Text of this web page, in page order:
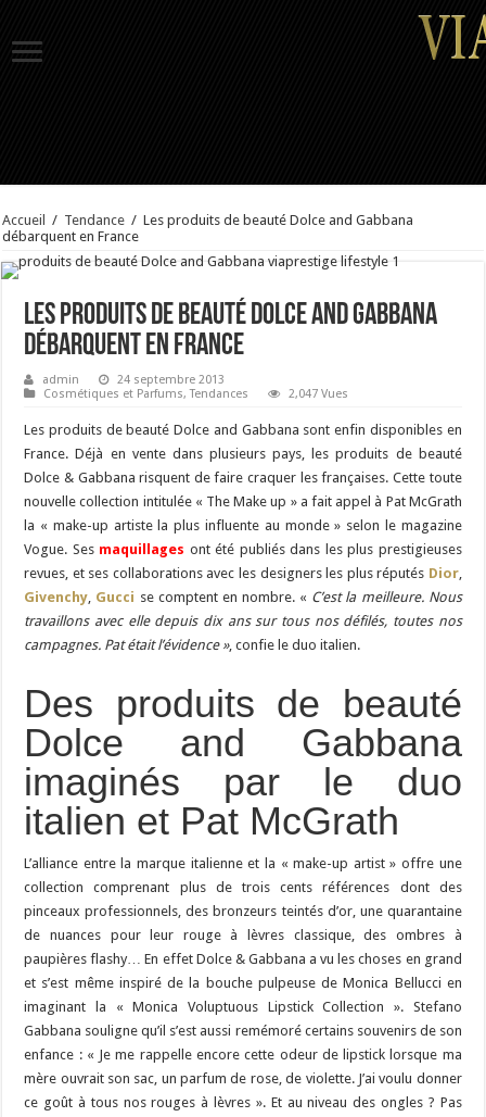
Accueil / Tendance / Les produits de beauté Dolce and Gabbana
débarquent en France
Les produits de beauté Dolce and Gabbana
débarquent en France
admin
24 septembre 2013
Cosmétiques et Parfums,Tendances 2,047 Vues
Les produits de beauté Dolce and Gabbana sont enfin disponibles en
France. Déjà en vente dans plusieurs pays, les produits de beauté
Dolce & Gabbana risquent de faire craquer les françaises. Cette toute
nouvelle collection intitulée « The Make up » a fait appel à Pat McGrath
la « make-up artiste la plus influente au monde » selon le magazine
Vogue. Ses maquillages ont été publiés dans les plus prestigieuses
revues, et ses collaborations avec les designers les plus réputés Dior,
Givenchy, Gucci se comptent en nombre. « C’est la meilleure. Nous
travaillons avec elle depuis dix ans sur tous nos défilés, toutes nos
campagnes. Pat était l’évidence », confie le duo italien.
Des produits de beauté
Dolce and Gabbana
imaginés par le duo
italien et Pat McGrath
L’alliance entre la marque italienne et la « make-up artist » offre une
collection comprenant plus de trois cents références dont des
pinceaux professionnels, des bronzeurs teintés d’or, une quarantaine
de nuances pour leur rouge à lèvres classique, des ombres à
paupières flashy… En effet Dolce & Gabbana a vu les choses en grand
et s’est même inspiré de la bouche pulpeuse de Monica Bellucci en
imaginant la « Monica Voluptuous Lipstick Collection ». Stefano
Gabbana souligne qu’il s’est aussi remémoré certains souvenirs de son
enfance : « Je me rappelle encore cette odeur de lipstick lorsque ma
mère ouvrait son sac, un parfum de rose, de violette. J’ai voulu donner
ce goût à tous nos rouges à lèvres ». Et au niveau des ongles ? Pas